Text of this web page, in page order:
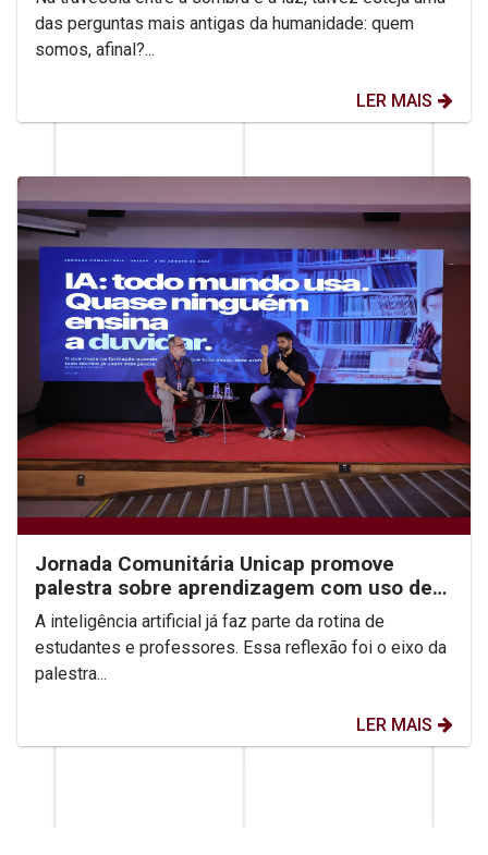
das perguntas mais antigas da humanidade: quem
somos, afinal?...
LER MAIS
Jornada Comunitária Unicap promove
palestra sobre aprendizagem com uso de
IA
A inteligência artificial já faz parte da rotina de
estudantes e professores. Essa reflexão foi o eixo da
palestra...
LER MAIS